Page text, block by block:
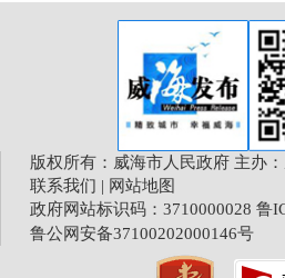
版权所有：威海市人民政府 主办
联系我们 | 网站地图
政府网站标识码：3710000028 鲁
鲁公网安备37100202000146号